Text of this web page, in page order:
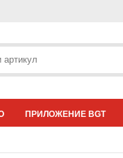
ПРИЛОЖЕНИЕ BGT